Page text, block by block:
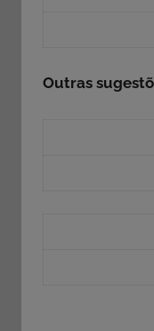
Outras